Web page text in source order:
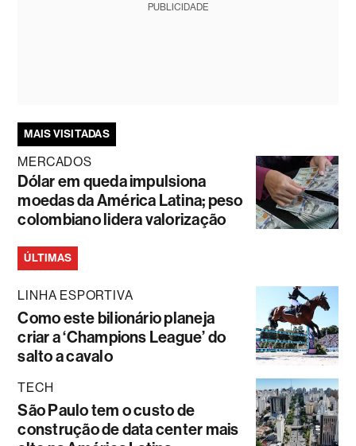
PUBLICIDADE
MAIS VISITADAS
MERCADOS
Dólar em queda impulsiona
moedas da América Latina; peso
colombiano lidera valorização
ÚLTIMAS
LINHA ESPORTIVA
Como este bilionário planeja
criar a ‘Champions League’ do
salto a cavalo
TECH
São Paulo tem o custo de
construção de data center mais